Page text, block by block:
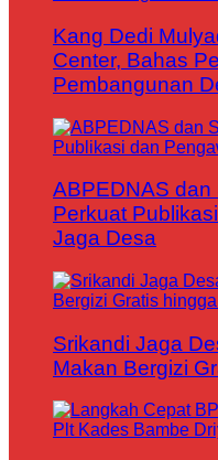
Kang Dedi
Center, Bahas
Pembangunan
ABPEDNAS dan
Perkuat
Jaga Desa
Srikandi Jaga
Makan Bergizi